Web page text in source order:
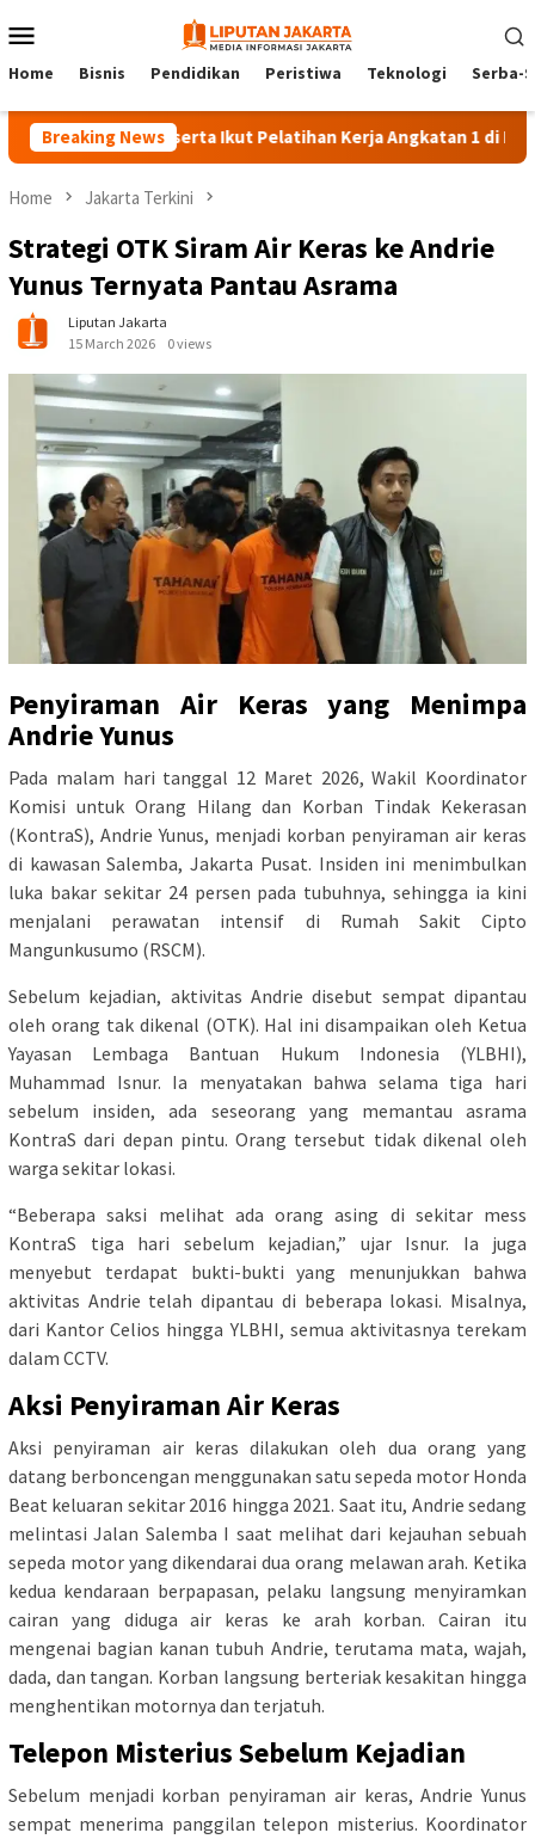
to
Menu
Home Bisnis Pendidikan Peristiwa Teknologi Serba-
Breaking News
140 Peserta Ikut Pelatihan Kerja Angkatan 1 di PPKD
Home Jakarta Terkini
Strategi OTK Siram Air Keras ke Andrie
Yunus Ternyata Pantau Asrama
Liputan Jakarta
15 March 2026
0 views
Penyiraman Air Keras yang Menimpa
Andrie Yunus
Pada malam hari tanggal 12 Maret 2026, Wakil Koordinator
Komisi untuk Orang Hilang dan Korban Tindak Kekerasan
(KontraS), Andrie Yunus, menjadi korban penyiraman air keras
di kawasan Salemba, Jakarta Pusat. Insiden ini menimbulkan
luka bakar sekitar 24 persen pada tubuhnya, sehingga ia kini
menjalani perawatan intensif di Rumah Sakit Cipto
Mangunkusumo (RSCM).
Sebelum kejadian, aktivitas Andrie disebut sempat dipantau
oleh orang tak dikenal (OTK). Hal ini disampaikan oleh Ketua
Yayasan Lembaga Bantuan Hukum Indonesia (YLBHI),
Muhammad Isnur. Ia menyatakan bahwa selama tiga hari
sebelum insiden, ada seseorang yang memantau asrama
KontraS dari depan pintu. Orang tersebut tidak dikenal oleh
warga sekitar lokasi.
“Beberapa saksi melihat ada orang asing di sekitar mess
KontraS tiga hari sebelum kejadian,” ujar Isnur. Ia juga
menyebut terdapat bukti-bukti yang menunjukkan bahwa
aktivitas Andrie telah dipantau di beberapa lokasi. Misalnya,
dari Kantor Celios hingga YLBHI, semua aktivitasnya terekam
dalam CCTV.
Aksi Penyiraman Air Keras
Aksi penyiraman air keras dilakukan oleh dua orang yang
datang berboncengan menggunakan satu sepeda motor Honda
Beat keluaran sekitar 2016 hingga 2021. Saat itu, Andrie sedang
melintasi Jalan Salemba I saat melihat dari kejauhan sebuah
sepeda motor yang dikendarai dua orang melawan arah. Ketika
kedua kendaraan berpapasan, pelaku langsung menyiramkan
cairan yang diduga air keras ke arah korban. Cairan itu
mengenai bagian kanan tubuh Andrie, terutama mata, wajah,
dada, dan tangan. Korban langsung berteriak kesakitan hingga
menghentikan motornya dan terjatuh.
Telepon Misterius Sebelum Kejadian
Sebelum menjadi korban penyiraman air keras, Andrie Yunus
sempat menerima panggilan telepon misterius. Koordinator